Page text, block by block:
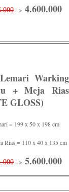
=> 4.600.000
Warking
+ Meja Rias
GLOSS)
= 199 x 50 x 198 cm
Rias = 110 x 40 x 135 cm
=> 5.600.000